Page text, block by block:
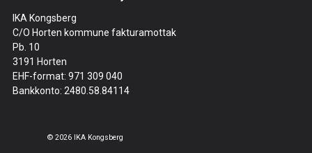
IKA Kongsberg
C/O Horten kommune fakturamottak
Pb. 10
3191 Horten
EHF-format: 971 309 040
Bankkonto: 2480.58.84114
© 2026 IKA Kongsberg